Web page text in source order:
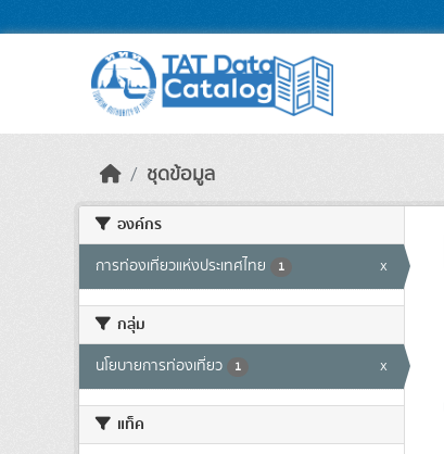
ชุดข้อมูล
องค์กร
การท่องเที่ยวแห่งประเทศไทย 1 x
กลุ่ม
นโยบายการท่องเที่ยว 1 x
แท็ค